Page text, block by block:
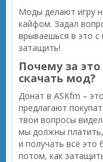
Моды делают игру
кайфом. Задал
врываешься в это
затащить!
Почему за
скачать мод?
Донат в ASKfm –
предлагают
твои вопросы
мы должны
и получать всё это
потом, как